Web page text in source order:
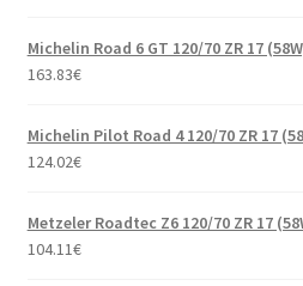
Michelin Road 6 GT 120/70 ZR 17
163.83€
Michelin Pilot Road 4 120/70 ZR 17
124.02€
Metzeler Roadtec Z6 120/70 ZR 17
104.11€